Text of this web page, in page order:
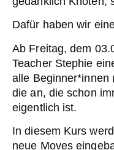
Dafür haben wir
Ab Freitag, dem
Teacher Stephie
alle Beginner*innen
die an, die schon
eigentlich ist.
In diesem Kurs
neue Moves